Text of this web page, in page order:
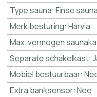
Type sauna: Finse sauna
Merk besturing: Harvia
Max. vermogen
Separate schakelkast:
Mobiel bestuurbaar:
Extra banksensor: Nee